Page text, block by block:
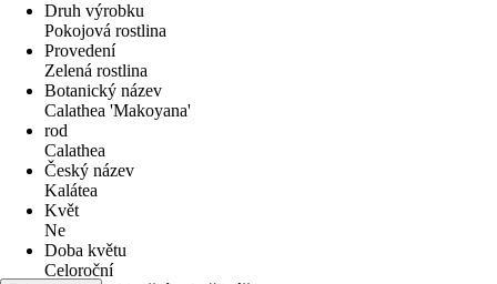
Druh výrobku
Pokojová rostlina
Provedení
Zelená rostlina
Botanický název
Calathea 'Makoyana'
rod
Calathea
Český název
Kalátea
Květ
Ne
Doba květu
Celoroční